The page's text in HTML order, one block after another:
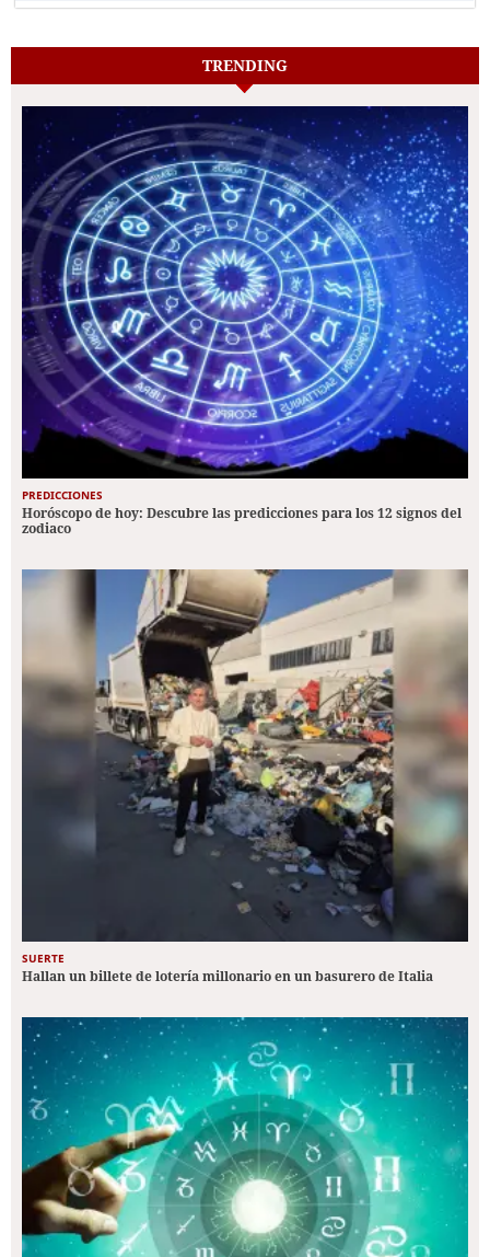
TRENDING
PREDICCIONES
Horóscopo de hoy: Descubre las predicciones para los 12 signos del
zodiaco
SUERTE
Hallan un billete de lotería millonario en un basurero de Italia